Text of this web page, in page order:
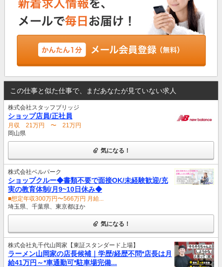
この仕事と似た仕事で、まだあなたが見ていない求人
株式会社スタッフブリッジ
ショップ店員/正社員
月収 21万円 〜 21万円
岡山県
気になる！
株式会社ベルパーク
ショップクルー◆書類不要で面接OK/未経験歓迎/充
実の教育体制/月9~10日休み◆
■想定年収300万円〜566万円 月給...
埼玉県、千葉県、東京都ほか
気になる！
株式会社丸千代山岡家【東証スタンダード上場】
ラーメン山岡家の店長候補｜学歴/経歴不問*店長は月
給41万円～*車通勤可*駐車場完備...